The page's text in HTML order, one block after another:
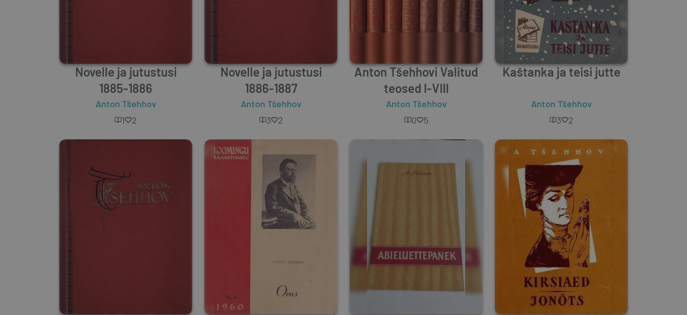
Novelle ja jutustusi
1885-1886
Anton Tšehhov
1
2
Novelle ja jutustusi
1886-1887
Anton Tšehhov
3
2
Anton Tšehhovi Valitud
teosed I-VIII
Anton Tšehhov
0
5
Kaštanka ja teisi jutte
Anton Tšehhov
3
2